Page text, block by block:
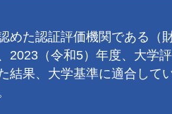
めた認証評価機関である（
2023（令和5）年度、大学
結果、大学基準に適合して